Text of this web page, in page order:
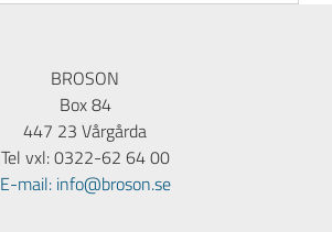
BROSON
Box 84
447 23 Vårgårda
Tel vxl: 0322-62 64 00
E-mail: info@broson.se